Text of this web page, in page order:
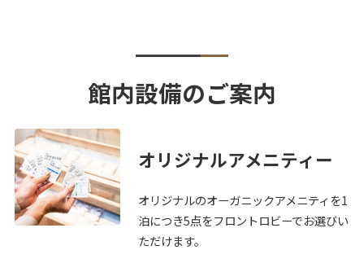
館内設備のご案内
オリジナルアメニティー
オリジナルのオーガニックアメニティを1
泊につき5点をフロントロビーでお選びい
ただけます。